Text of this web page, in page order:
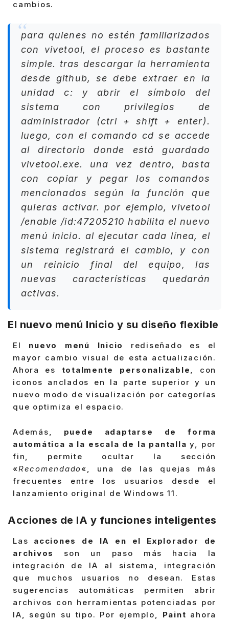
cambios.
para quienes no estén familiarizados
con vivetool, el proceso es bastante
simple. tras descargar la herramienta
desde github, se debeextraer en la
unidad c: y abrir el símbolo del
sistema con privilegios de
administrador (ctrl + shift + enter).
luego, con el comando cd se accede
al directorio donde está guardado
vivetool.exe. una vez dentro, basta
con copiar y pegar los comandos
mencionados según la función que
quieras activar. por ejemplo, vivetool
/enable /id:47205210 habilita el nuevo
menú inicio. al ejecutar cada línea, el
sistema registrará el cambio, y con
unreinicio final del equipo, las
nuevas características quedarán
activas.
El nuevo menú Inicio y su diseño flexible
El nuevo menú Inicio
rediseñado es el
mayor cambio visual de esta actualización.
Ahora es totalmente personalizable, con
iconos anclados en la parte superior y un
nuevo modo de visualización por categorías
que optimiza el espacio.
Además, puede adaptarse de forma
automática a la escala de la pantalla y, por
fin, permite ocultar la sección
«Recomendado«, una de las quejas más
frecuentes entre los usuarios desde el
lanzamiento original de Windows 11.
Acciones de IA y funciones inteligentes
Las acciones de IA en el Explorador de
archivos
son un paso más hacia la
integración de IA al sistema, integración
que muchos usuarios no desean. Estas
sugerencias automáticas permiten abrir
archivos con herramientas potenciadas por
IA, según su tipo. Por ejemplo, Paint ahora